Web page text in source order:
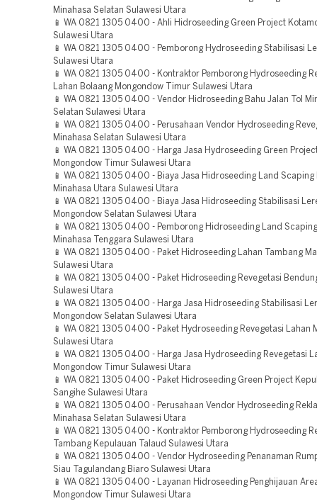
Minahasa Selatan Sulawesi Utara
📱 WA 0821 1305 0400 - Ahli Hidroseeding Green Project
Sulawesi Utara
📱 WA 0821 1305 0400 - Pemborong Hydroseeding Stabilisasi
Sulawesi Utara
📱 WA 0821 1305 0400 - Kontraktor Pemborong Hydroseeding
Lahan Bolaang Mongondow Timur Sulawesi Utara
📱 WA 0821 1305 0400 - Vendor Hidroseeding Bahu Jalan Tol
Selatan Sulawesi Utara
📱 WA 0821 1305 0400 - Perusahaan Vendor Hydroseeding
Minahasa Selatan Sulawesi Utara
📱 WA 0821 1305 0400 - Harga Jasa Hydroseeding Green
Mongondow Timur Sulawesi Utara
📱 WA 0821 1305 0400 - Biaya Jasa Hidroseeding Land Scaping
Minahasa Utara Sulawesi Utara
📱 WA 0821 1305 0400 - Biaya Jasa Hidroseeding Stabilisasi
Mongondow Selatan Sulawesi Utara
📱 WA 0821 1305 0400 - Pemborong Hidroseeding Land
Minahasa Tenggara Sulawesi Utara
📱 WA 0821 1305 0400 - Paket Hidroseeding Lahan Tambang
Sulawesi Utara
📱 WA 0821 1305 0400 - Paket Hidroseeding Revegetasi
Sulawesi Utara
📱 WA 0821 1305 0400 - Harga Jasa Hidroseeding Stabilisasi
Mongondow Selatan Sulawesi Utara
📱 WA 0821 1305 0400 - Paket Hydroseeding Revegetasi Lahan
Sulawesi Utara
📱 WA 0821 1305 0400 - Harga Jasa Hydroseeding Revegetasi
Mongondow Timur Sulawesi Utara
📱 WA 0821 1305 0400 - Paket Hidroseeding Green Project
Sangihe Sulawesi Utara
📱 WA 0821 1305 0400 - Perusahaan Vendor Hydroseeding
Minahasa Selatan Sulawesi Utara
📱 WA 0821 1305 0400 - Kontraktor Pemborong Hydroseeding
Tambang Kepulauan Talaud Sulawesi Utara
📱 WA 0821 1305 0400 - Vendor Hydroseeding Penanaman
Siau Tagulandang Biaro Sulawesi Utara
📱 WA 0821 1305 0400 - Layanan Hidroseeding Penghijauan
Mongondow Timur Sulawesi Utara